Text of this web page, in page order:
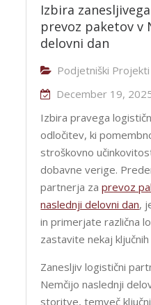
Izbira
prevoz paketov v
delovni dan
Podjetniški Projekti
December 19,
Izbira pravega
odločitev, ki
stroškovno
dobavne verige.
partnerja zaprevoz
naslednji delovni dan,
in primerjate različna
zastavite nekaj
Zanesljiv logistični
Nemčijo naslednji
storitve, temveč